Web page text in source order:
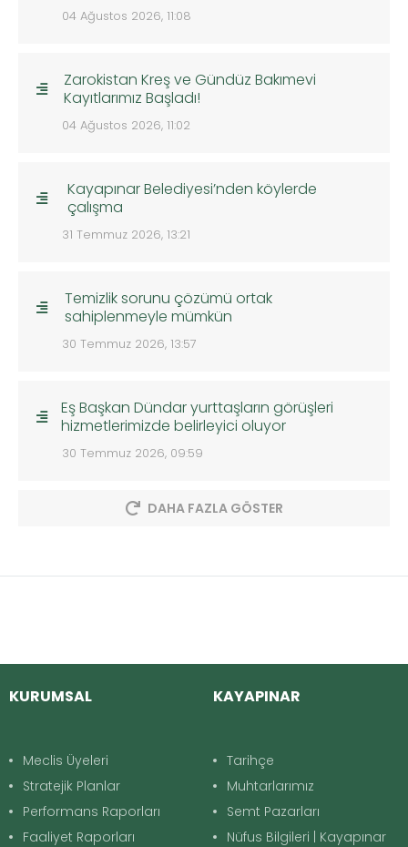
04 Ağustos 2026, 11:08
Zarokistan Kreş ve Gündüz Bakımevi
Kayıtlarımız Başladı!
04 Ağustos 2026, 11:02
Kayapınar Belediyesi’nden köylerde
çalışma
31 Temmuz 2026, 13:21
Temizlik sorunu çözümü ortak
sahiplenmeyle mümkün
30 Temmuz 2026, 13:57
Eş Başkan Dündar yurttaşların görüşleri
hizmetlerimizde belirleyici oluyor
30 Temmuz 2026, 09:59
DAHA FAZLA GÖSTER
KURUMSAL
Meclis Üyeleri
Stratejik Planlar
Performans Raporları
Faaliyet Raporları
KAYAPINAR
Tarihçe
Muhtarlarımız
Semt Pazarları
Nüfus Bilgileri | Kayapınar